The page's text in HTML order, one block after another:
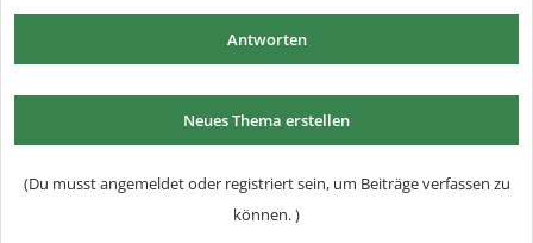
Antworten
Neues Thema erstellen
(Du musst angemeldet oder registriert sein, um Beiträge verfassen zu
können. )